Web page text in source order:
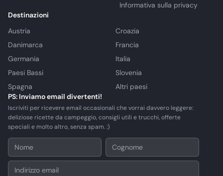
Informativa sulla privacy
Destinazioni
Austria
Croazia
Danimarca
Francia
Germania
Italia
Paesi Bassi
Slovenia
Spagna
Altri paesi
PS: Inviamo email divertenti!
Iscriviti per ricevere email occasionali che vorrai davvero leggere:
deliziose ricette da campeggio, consigli utili e trucchi, offerte
speciali e molto altro, senza spam. :)